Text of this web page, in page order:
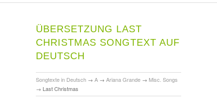
ÜBERSETZUNG LAST
CHRISTMAS SONGTEXT AUF
DEUTSCH
Songtexte in Deutsch → A → Ariana Grande → Misc. Songs
→ Last Christmas